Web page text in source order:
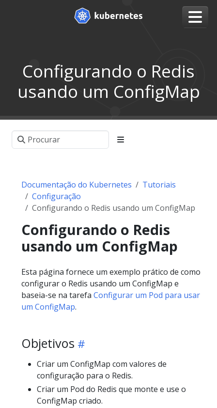
Configurando o Redis
usando um ConfigMap
Documentação do Kubernetes
Tutoriais
Configuração
Configurando o Redis usando um ConfigMap
Configurando o Redis
usando um ConfigMap
Esta página fornece um exemplo prático de como
configurar o Redis usando um ConfigMap e
baseia-se na tarefa Configurar um Pod para usar
um ConfigMap.
Objetivos
Criar um ConfigMap com valores de
configuração para o Redis.
Criar um Pod do Redis que monte e use o
ConfigMap criado.